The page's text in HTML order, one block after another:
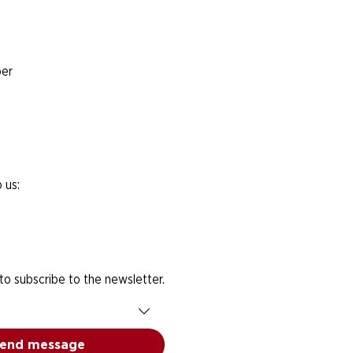
us:
subscribe to the newsletter.
message